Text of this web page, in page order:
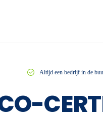
Altijd een bedrijf in de